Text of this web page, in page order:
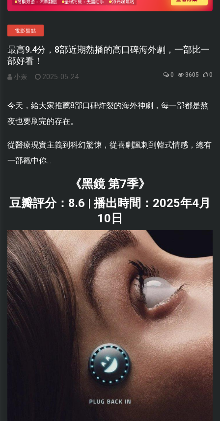
電影盤點
最高9.4分，8部近期熱播的高口碑海外劇，一部比一
部好看！
小奈 2025-05-24 0 3605 0
今天，給大家推薦8部口碑炸裂的海外神劇，每一部都是熬
夜也要刷完的存在。
從醫療現實主義到科幻驚悚，從喜劇諷刺到韓式情感，總有
一部戳中你...
《黑鏡 第7季》
豆瓣評分：8.6 | 播出時間：2025年4月
10日